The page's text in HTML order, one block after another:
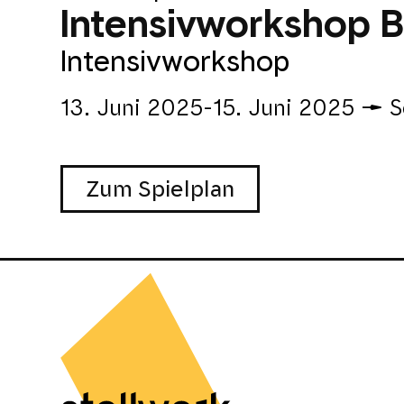
Intensivworkshop
Intensivworkshop
13. Juni 2025-15. Juni 2025
Zum Spielplan